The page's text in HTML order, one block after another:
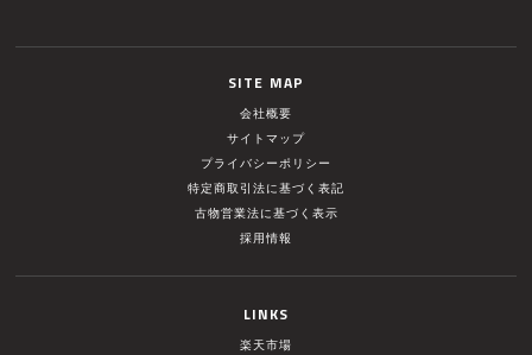
SITE MAP
会社概要
サイトマップ
プライバシーポリシー
特定商取引法に基づく表記
古物営業法に基づく表示
採用情報
LINKS
楽天市場